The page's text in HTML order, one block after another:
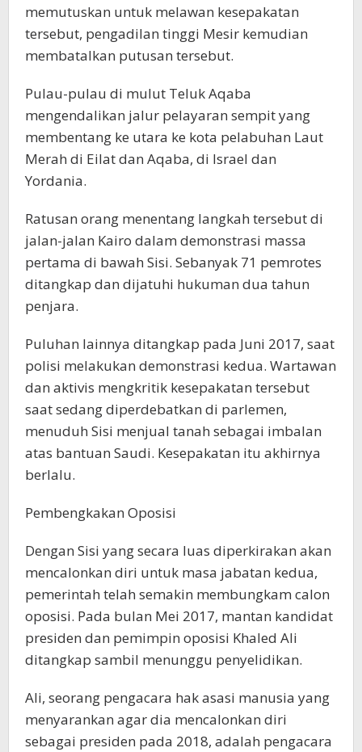
memutuskan untuk melawan kesepakatan
tersebut, pengadilan tinggi Mesir kemudian
membatalkan putusan tersebut.
Pulau-pulau di mulut Teluk Aqaba
mengendalikan jalur pelayaran sempit yang
membentang ke utara ke kota pelabuhan Laut
Merah di Eilat dan Aqaba, di Israel dan
Yordania.
Ratusan orang menentang langkah tersebut di
jalan-jalan Kairo dalam demonstrasi massa
pertama di bawah Sisi. Sebanyak 71 pemrotes
ditangkap dan dijatuhi hukuman dua tahun
penjara.
Puluhan lainnya ditangkap pada Juni 2017, saat
polisi melakukan demonstrasi kedua. Wartawan
dan aktivis mengkritik kesepakatan tersebut
saat sedang diperdebatkan di parlemen,
menuduh Sisi menjual tanah sebagai imbalan
atas bantuan Saudi. Kesepakatan itu akhirnya
berlalu.
Pembengkakan Oposisi
Dengan Sisi yang secara luas diperkirakan akan
mencalonkan diri untuk masa jabatan kedua,
pemerintah telah semakin membungkam calon
oposisi. Pada bulan Mei 2017, mantan kandidat
presiden dan pemimpin oposisi Khaled Ali
ditangkap sambil menunggu penyelidikan.
Ali, seorang pengacara hak asasi manusia yang
menyarankan agar dia mencalonkan diri
sebagai presiden pada 2018, adalah pengacara